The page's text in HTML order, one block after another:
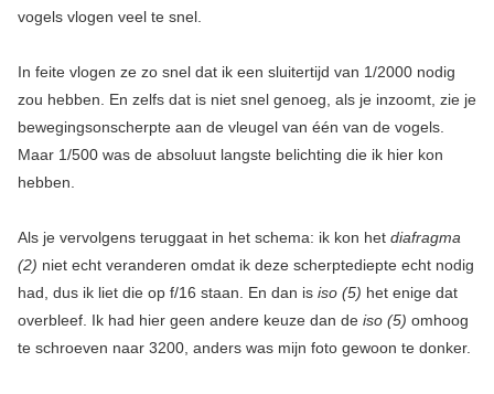
vogels vlogen veel te snel.
In feite vlogen ze zo snel dat ik een sluitertijd van 1/2000 nodig
zou hebben. En zelfs dat is niet snel genoeg, als je inzoomt, zie je
bewegingsonscherpte aan de vleugel van één van de vogels.
Maar 1/500 was de absoluut langste belichting die ik hier kon
hebben.
Als je vervolgens teruggaat in het schema: ik kon het diafragma
(2) niet echt veranderen omdat ik deze scherptediepte echt nodig
had, dus ik liet die op f/16 staan. En dan is iso (5) het enige dat
overbleef. Ik had hier geen andere keuze dan de iso (5) omhoog
te schroeven naar 3200, anders was mijn foto gewoon te donker.